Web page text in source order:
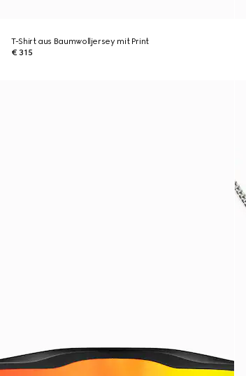
T-Shirt aus Baumwolljersey mit Print
€ 315